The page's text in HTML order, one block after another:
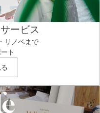
ービス
リノベまで
ト